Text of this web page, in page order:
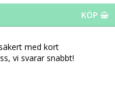
KÖP
med kort
vi svarar snabbt!